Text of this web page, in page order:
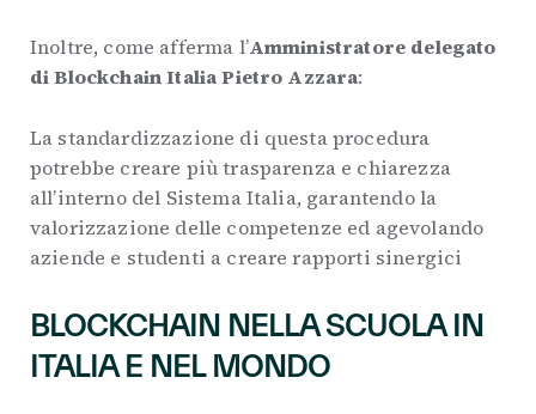
Inoltre, come afferma l’Amministratore delegato
di Blockchain Italia Pietro Azzara:
La standardizzazione di questa procedura
potrebbe creare più trasparenza e chiarezza
all’interno del Sistema Italia, garantendo la
valorizzazione delle competenze ed agevolando
aziende e studenti a creare rapporti sinergici
BLOCKCHAIN NELLA SCUOLA IN
ITALIA E NEL MONDO